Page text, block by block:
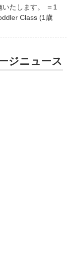
たします。 ＝1
Class (1歳
ジニュース